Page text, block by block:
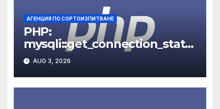
АГЕНЦИЯ ПО СОРТОИЗПИТВАНЕ
PHP:
mysqli::get_connection_stats
– Manual
AUG 3, 2026